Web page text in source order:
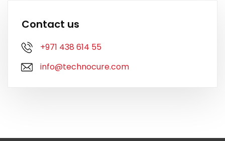
Contact us
+971 438 614 55
info@technocure.com